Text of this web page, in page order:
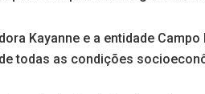
Kayanne e a entidade
todas as condições